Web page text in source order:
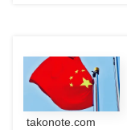
takonote.com